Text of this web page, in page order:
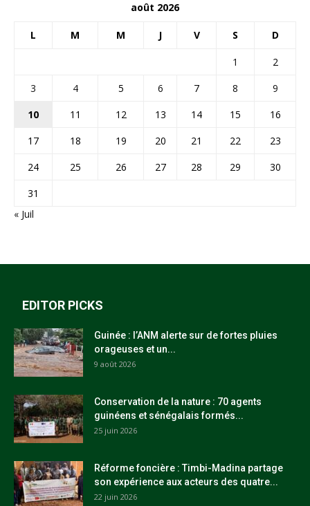
août 2026
L M M J V S D
1
2
3
4 5 6 7 8
9
10
11 12 13 14 15
16
17
18 19 20 21 22
23
24
25 26 27 28 29
30
31
« Juil
EDITOR PICKS
Guinée : l’ANM alerte sur de fortes pluies
orageuses et un...
9 août 2026
Conservation de la nature : 70 agents
guinéens et sénégalais formés...
25 juin 2026
Réforme foncière : Timbi-Madina partage
son expérience aux acteurs des quatre...
22 juin 2026